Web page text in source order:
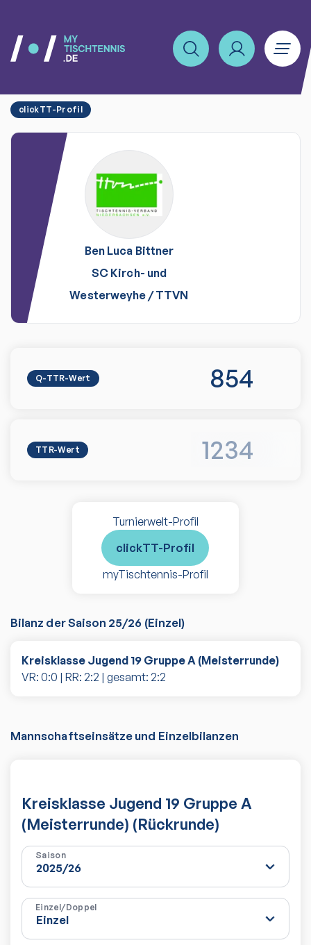
clickTT-Profil
Ben Luca Bittner
SC Kirch- und
Westerweyhe /TTVN
Q-TTR-Wert 854
TTR-Wert 1234
Turnierwelt-Profil
clickTT-Profil
myTischtennis-Profil
Bilanz der Saison 25/26 (Einzel)
Kreisklasse Jugend 19 Gruppe A (Meisterrunde)
VR: 0:0 | RR: 2:2 | gesamt: 2:2
Mannschaftseinsätze und Einzelbilanzen
Kreisklasse Jugend 19 Gruppe A
(Meisterrunde) (Rückrunde)
Saison
Einzel/Doppel